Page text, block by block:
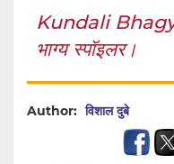
Kundali
भाग्य स्पॉइलर।
Author: विशाल दुबे